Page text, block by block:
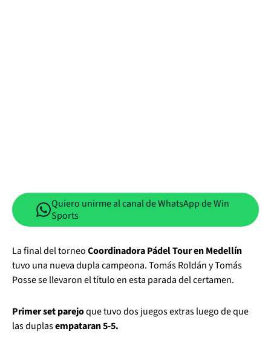
Quiero unirme al canal de WhatsApp de Win
Sports
La final del torneoCoordinadora Pádel Tour en Medellín
tuvo una nueva dupla campeona. Tomás Roldán y Tomás
Posse se llevaron el título en esta parada del certamen.
Primer set parejoque tuvo dos juegos extras luego de que
las duplasempataran 5-5.